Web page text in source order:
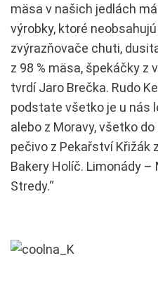
mäsa v našich jedlách
výrobky, ktoré
zvýrazňovače chuti,
z 98 % mäsa, špekáčky z
tvrdí Jaro Brečka. Rudo
podstate všetko je u nás
alebo z Moravy, všetko
pečivo z Pekařství Křižák
Bakery Holíč. Limonády –
Stredy.“